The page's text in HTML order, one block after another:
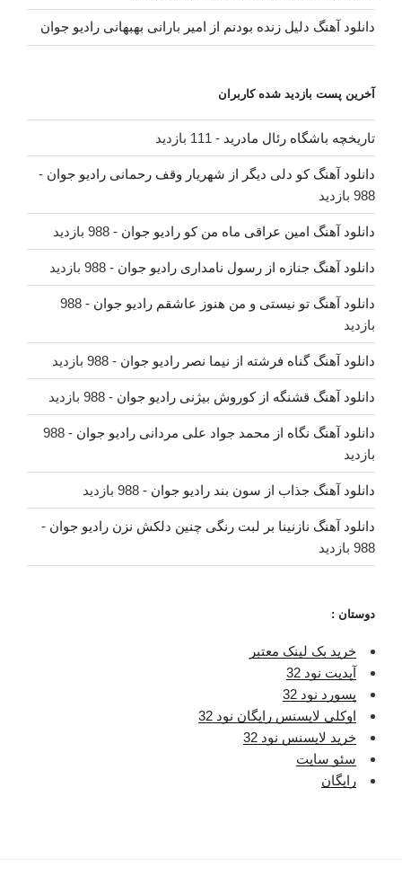
دانلود آهنگ دلیل زنده بودنم از امیر بارانی بهبهانی رادیو جوان
آخرین پست بازدید شده کاربران
تاریخچه باشگاه رئال مادرید - 111 بازدید
دانلود آهنگ کو دلی دیگر از شهریار وقف رحمانی رادیو جوان -
988 بازدید
دانلود آهنگ امین عراقی ماه من کو رادیو جوان - 988 بازدید
دانلود آهنگ جنازه از رسول نامداری رادیو جوان - 988 بازدید
دانلود آهنگ تو نیستی و من هنوز عاشقم رادیو جوان
- 988
بازدید
دانلود آهنگ گناه فرشته از نیما نصر رادیو جوان - 988 بازدید
دانلود آهنگ قشنگه از کوروش بیژنی رادیو جوان - 988 بازدید
دانلود آهنگ نگاه از محمد جواد علی مردانی رادیو جوان
- 988
بازدید
دانلود آهنگ جذاب از سون بند رادیو جوان - 988 بازدید
دانلود آهنگ نازنینا بر لبت رنگی چنین دلکش نزن رادیو جوان -
988 بازدید
دوستان :
خرید بک لینک معتبر
آپدیت نود 32
پسورد نود 32
اوکلی لایسنس رایگان نود 32
خرید لایسنس نود 32
سئو سایت
رایگان